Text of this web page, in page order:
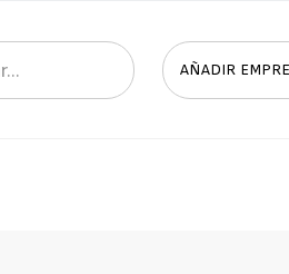
AÑADIR